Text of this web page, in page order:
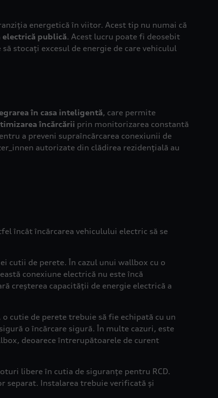
energetică în viitor. Acest tip nu numai că
electrică publică. Acest lucru poate fi deosebit
stocați excesul de energie de care vehiculul
în casa inteligentă, care permite
încărcării prin monitorizarea constantă
a preveni supraîncărcarea conexiunii de
autorizate din clădirea rezidențială au
încât încărcarea vehiculului electric să se
cutii de perete. În cazul unui wallbox cu o
conexiune electrică nu este încă
creșterea capacității de energie electrică a
cutie de perete trebuie să fie echipată cu un
o încărcare sigură. În multe cazuri, este
deoarece întrerupătoarele de curent
libere în cutia de siguranțe pentru RCD.
separat. Instalarea trebuie verificată și